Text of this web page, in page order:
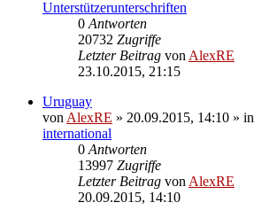
Unterstützerunterschriften
0 Antworten
20732 Zugriffe
Letzter Beitrag von AlexRE
23.10.2015, 21:15
Uruguay
von AlexRE » 20.09.2015, 14:10 » in
international
0 Antworten
13997 Zugriffe
Letzter Beitrag von AlexRE
20.09.2015, 14:10